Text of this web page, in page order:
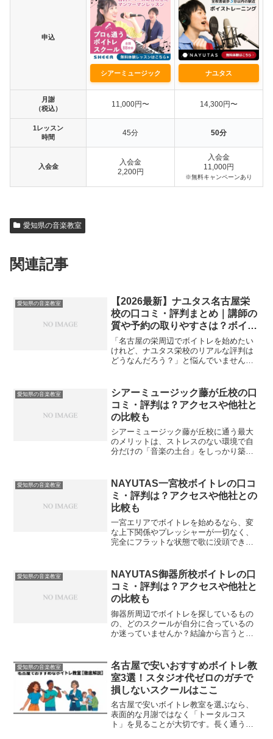
申込
シアーミュージック ナユタス
月謝
（税込）
11,000円〜 14,300円〜
1レッスン
時間
45分 50分
入会金
入会金
2,200円
入会金
11,000円
※無料キャンペーンあり
愛知県の音楽教室
関連記事
愛知県の音楽教室
【2026最新】ナユタス名古屋栄
校の口コミ・評判まとめ｜講師の
質や予約の取りやすさは？ボイト
レ初心者の本音レビュー
「名古屋の栄周辺でボイトレを始めたい
けれど、ナユタス栄校のリアルな評判は
どうなんだろう？」と悩んでいません
最速で上達したい初心者」に最適なスク
ールです。なぜなら、完全マ...
愛知県の音楽教室
シアーミュージック藤が丘校の口
コミ・評判は？アクセスや他社と
の比較も
シアーミュージック藤が丘校に通う最大
のメリットは、ストレスのない環境で自
分だけの「音楽の土台」をしっかり築け
瞬間がありますよね。プロの講師から客
観的な指導を受けることで...
愛知県の音楽教室
NAYUTAS一宮校ボイトレの口コ
ミ・評判は？アクセスや他社との
比較も
一宮エリアでボイトレを始めるなら、変
な上下関係やプレッシャーが一切なく、
完全にフラットな状態で歌に没頭できる
シャルを最大限に引き出すためには、ま
ず「他人の目が気にならな...
愛知県の音楽教室
NAYUTAS御器所校ボイトレの口
コミ・評判は？アクセスや他社と
の比較も
御器所周辺でボイトレを探しているもの
の、どのスクールが自分に合っているの
か迷っていませんか？結論から言うと、
校は非常に有力な選択肢です。現在3つの
バンドを掛け持ち...
愛知県の音楽教室
名古屋で安いおすすめボイトレ教
室3選！スタジオ代ゼロのガチで
損しないスクールはここ
名古屋で安いボイトレ教室を選ぶなら、
表面的な月謝ではなく「トータルコス
ト」を見ることが大切です。長く通うた